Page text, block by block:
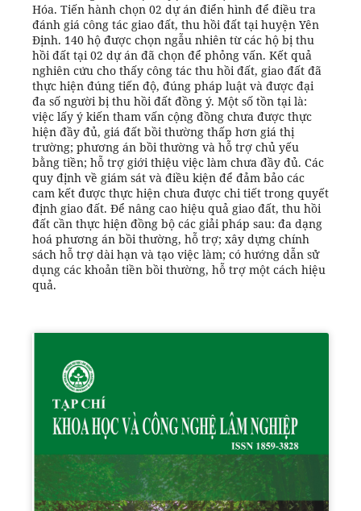
Hóa. Tiến hành chọn 02 dự án điển hình để điều tra
đánh giá công tác giao đất, thu hồi đất tại huyện Yên
Định. 140 hộ được chọn ngẫu nhiên từ các hộ bị thu
hồi đất tại 02 dự án đã chọn để phỏng vấn. Kết quả
nghiên cứu cho thấy công tác thu hồi đất, giao đất đã
thực hiện đúng tiến độ, đúng pháp luật và được đại
đa số người bị thu hồi đất đồng ý. Một số tồn tại là:
việc lấy ý kiến tham vấn cộng đồng chưa được thực
hiện đầy đủ, giá đất bồi thường thấp hơn giá thị
trường; phương án bồi thường và hỗ trợ chủ yếu
bằng tiền; hỗ trợ giới thiệu việc làm chưa đầy đủ. Các
quy định về giám sát và điều kiện để đảm bảo các
cam kết được thực hiện chưa được chi tiết trong quyết
định giao đất. Để nâng cao hiệu quả giao đất, thu hồi
đất cần thực hiện đồng bộ các giải pháp sau: đa dạng
hoá phương án bồi thường, hỗ trợ; xây dựng chính
sách hỗ trợ dài hạn và tạo việc làm; có hướng dẫn sử
dụng các khoản tiền bồi thường, hỗ trợ một cách hiệu
quả.